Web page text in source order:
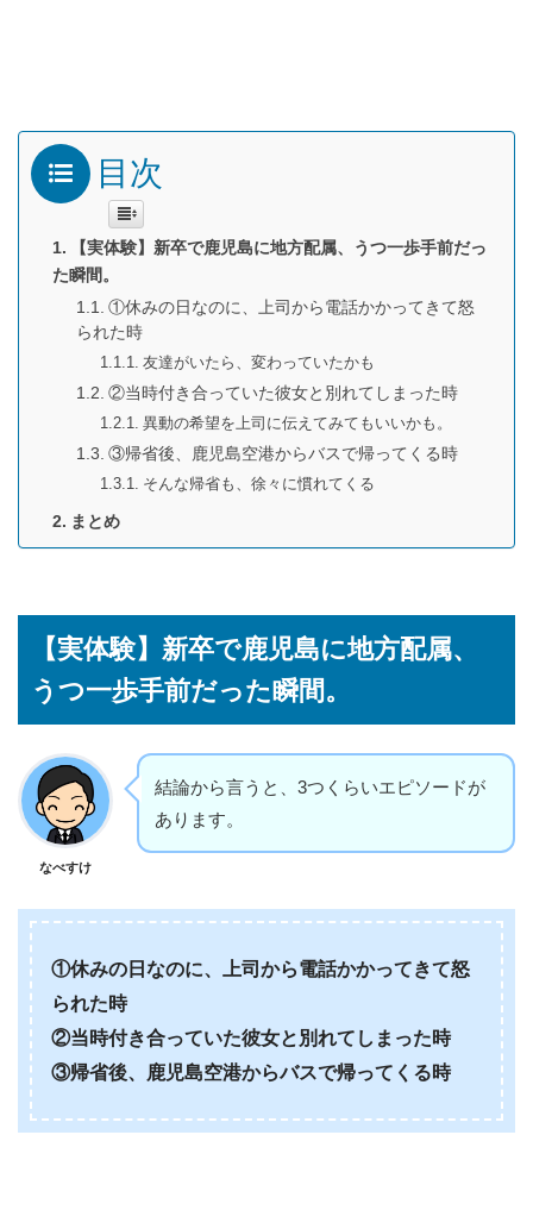
目次
【実体験】新卒で鹿児島に地方配属、うつ一歩手前だっ
た瞬間。
①休みの日なのに、上司から電話かかってきて怒
られた時
友達がいたら、変わっていたかも
②当時付き合っていた彼女と別れてしまった時
異動の希望を上司に伝えてみてもいいかも。
③帰省後、鹿児島空港からバスで帰ってくる時
そんな帰省も、徐々に慣れてくる
まとめ
【実体験】新卒で鹿児島に地方配属、
うつ一歩手前だった瞬間。
なべすけ
結論から言うと、3つくらいエピソードが
あります。
①休みの日なのに、上司から電話かかってきて怒
られた時
②当時付き合っていた彼女と別れてしまった時
③帰省後、鹿児島空港からバスで帰ってくる時